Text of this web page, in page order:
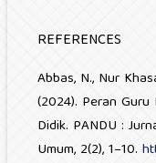
REFERENCES
Abbas, N., Nur
(2024). Peran
Didik. PANDU :
Umum, 2(2), 1–10.